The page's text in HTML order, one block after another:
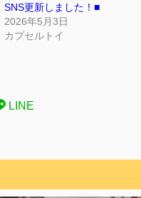
SNS更新しました！■
2026年5月3日
カプセルトイ
LINE